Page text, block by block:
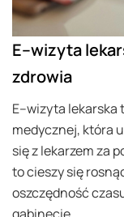
E–wizyta
zdrowia
E–wizyta
medycznej, która
się z lekarzem za
to cieszy się
oszczędność